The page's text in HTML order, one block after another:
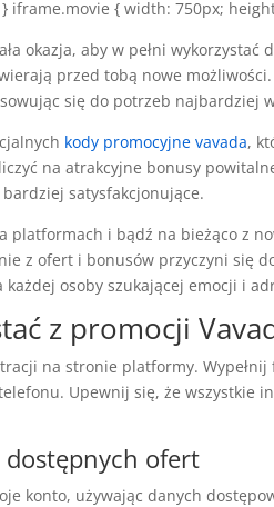
iframe.movie { width: 750px;
okazja, aby w pełni
przed tobą nowe
się do potrzeb najbardziej
kody promocyjne vavada,
na atrakcyjne bonusy
satysfakcjonujące.
platformach i bądź na bieżąco z
z ofert i bonusów przyczyni się
każdej osoby szukającej emocji i
z promocji
na stronie platformy.
Upewnij się, że wszystkie
dostępnych ofert
konto, używając danych